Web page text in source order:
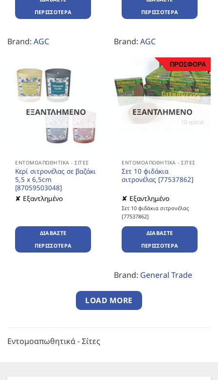
ΠΕΡΙΣΣΌΤΕΡΑ
Brand: AGC
ΠΕΡΙΣΣΌΤΕΡΑ
Brand: AGC
ΕΞΑΝΤΛΗΜΈΝΟ
ΕΝΤΟΜΟΑΠΩΘΗΤΙΚΆ - ΣΊΤΕΣ
Κερί σιτρονέλας σε βαζάκι
5,5 x 6,5cm
[87059503048]
✘ Εξαντλημένο
ΔΙΑΒΆΣΤΕ
ΠΕΡΙΣΣΌΤΕΡΑ
ΠΡΟΣΦΟΡΑ
ΕΞΑΝΤΛΗΜΈΝΟ
ΕΝΤΟΜΟΑΠΩΘΗΤΙΚΆ - ΣΊΤΕΣ
Σετ 10 φιδάκια
σιτρονέλας [77537862]
✘ Εξαντλημένο
Σετ 10 φιδάκια σιτρονέλας
[77537862]
ΔΙΑΒΆΣΤΕ
ΠΕΡΙΣΣΌΤΕΡΑ
Brand: General Trade
LOAD MORE
Εντομοαπωθητικά - Σίτες